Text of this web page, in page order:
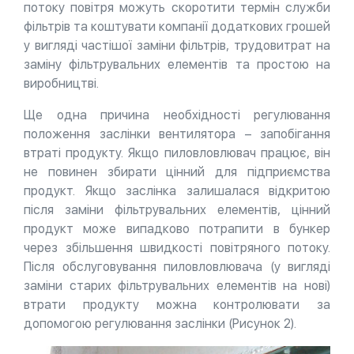
потоку повітря можуть скоротити термін служби
фільтрів та коштувати компанії додаткових грошей
у вигляді частішої заміни фільтрів, трудовитрат на
заміну фільтрувальних елементів та простою на
виробництві.
Ще одна причина необхідності регулювання
положення заслінки вентилятора – запобігання
втраті продукту. Якщо пиловловлювач працює, він
не повинен збирати цінний для підприємства
продукт. Якщо заслінка залишалася відкритою
після заміни фільтрувальних елементів, цінний
продукт може випадково потрапити в бункер
через збільшення швидкості повітряного потоку.
Після обслуговування пиловловлювача (у вигляді
заміни старих фільтрувальних елементів на нові)
втрати продукту можна контролювати за
допомогою регулювання заслінки (Рисунок 2).